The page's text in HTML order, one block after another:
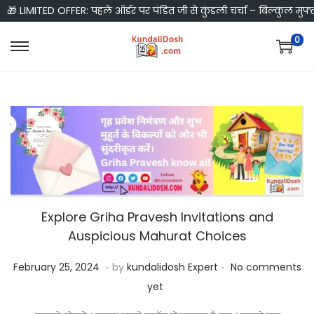
🎁 LIMITED OFFER: पहले ऑर्डर पर पंडित जी से कुंडली चर्चा – बिल्कुल
S
t
n
a
v
i
a
t
i
S
t
c
o
n
t
n
t
0
Explore Griha Pravesh Invitations and
Auspicious Mahurat Choices
P
February 25, 2024 F. by kundalidosh Expert . No comments
yet